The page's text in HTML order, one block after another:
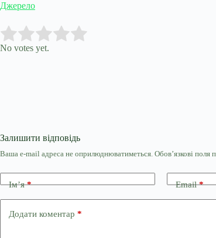
Джерело
Rate this item:
No votes yet.
Залишити відповідь
Ваша e-mail адреса не оприлюднюватиметься. Обов’язкові поля
Ім’я* Email*
Додати коментар *